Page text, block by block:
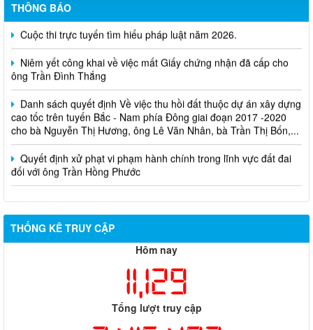
THÔNG BÁO
Cuộc thi trực tuyến tìm hiểu pháp luật năm 2026.
Niêm yết công khai về việc mất Giấy chứng nhận đã cấp cho
ông Trần Đình Thắng
Danh sách quyết định Về việc thu hồi đất thuộc dự án xây dựng
cao tốc trên tuyến Bắc - Nam phía Đông giai đoạn 2017 -2020
cho bà Nguyễn Thị Hương, ông Lê Văn Nhân, bà Trần Thị Bốn,...
Quyết định xử phạt vi phạm hành chính trong lĩnh vực đất đai
đối với ông Trần Hồng Phước
THỐNG KÊ TRUY CẬP
Hôm nay
11,129
Tổng lượt truy cập